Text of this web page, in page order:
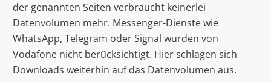
der genannten Seiten verbraucht keinerlei
Datenvolumen mehr. Messenger-Dienste wie
WhatsApp, Telegram oder Signal wurden von
Vodafone nicht berücksichtigt. Hier schlagen sich
Downloads weiterhin auf das Datenvolumen aus.